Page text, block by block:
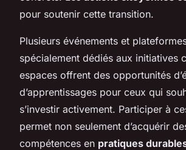
pour soutenir cette transition.
Plusieurs événements et
spécialement dédiés aux initiatives
espaces offrent des opportunités
d’apprentissages pour ceux qui
s’investir activement. Participer à
permet non seulement d’acquérir
compétences en pratiques